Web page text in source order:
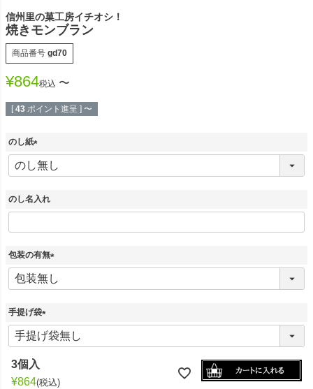
信州里の菓工房イチオシ！
焼きモンブラン
商品番号 gd70
¥864税込 〜
[ 43 ポイント進呈 ] 〜
のし紙
必
)
のし名入れ
包装の有無
(
必
手提げ袋
(
必
3個入
¥864 税込